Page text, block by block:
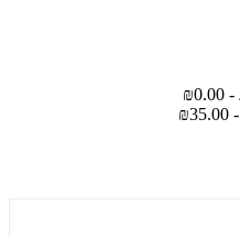
- ₪0.00
- ₪35.00